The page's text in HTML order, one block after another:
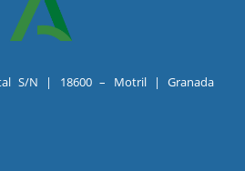
S/N | 18600 – Motril | Granada